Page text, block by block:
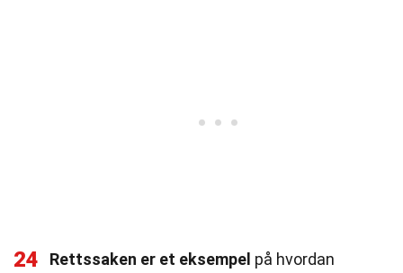
24 Rettssaken er et eksempel på hvordan